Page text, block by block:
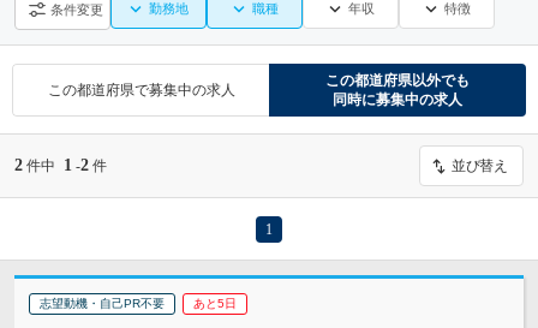
条件変更 勤務地 職種 年収 特徴
この都道府県で募集中の求人
この都道府県以外でも
同時に募集中の求人
2 件中 1 -2 件 並び替え
1
志望動機・自己PR不要 あと5日